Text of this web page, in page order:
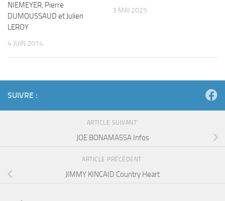
NIEMEYER, Pierre
DUMOUSSAUD et Julien
LEROY
4 JUIN 2014
3 MAI 2025
SUIVRE :
ARTICLE SUIVANT
JOE BONAMASSA Infos
ARTICLE PRÉCÉDENT
JIMMY KINCAID Country Heart